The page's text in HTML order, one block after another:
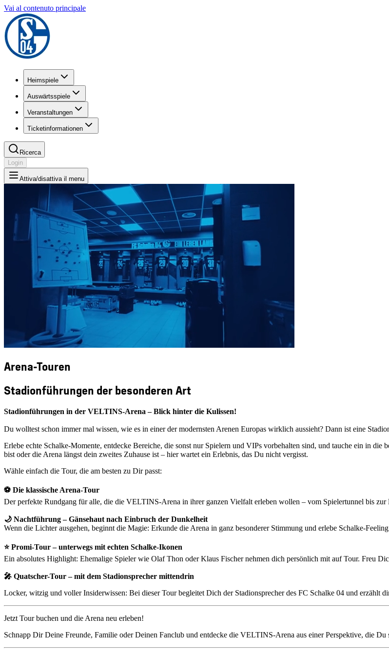
Vai al contenuto principale
Heimspiele
Auswärtsspiele
Veranstaltungen
Ticketinformationen
Ricerca
Login
Attiva/disattiva il menu
Arena-Touren
Stadionführungen der besonderen Art
Stadionführungen in der VELTINS-Arena – Blick hinter die Kulissen!
Du wolltest schon immer mal wissen, wie es in einer der modernsten Arenen Europas wirklich aussieht? Dann ist eine
Erlebe echte Schalke-Momente, entdecke Bereiche, die sonst nur Spielern und VIPs vorbehalten sind, und tauche ein in
bist oder die Arena längst dein zweites Zuhause ist – hier wartet ein Erlebnis, das Du nicht vergisst.
Wähle einfach die Tour, die am besten zu Dir passt:
⚽ Die klassische Arena-Tour
Der perfekte Rundgang für alle, die die VELTINS-Arena in ihrer ganzen Vielfalt erleben wollen – vom Spielertunnel bis
🌙 Nachtführung – Gänsehaut nach Einbruch der Dunkelheit
Wenn die Lichter ausgehen, beginnt die Magie: Erkunde die Arena in ganz besonderer Stimmung und erlebe Schalke-
⭐ Promi-Tour – unterwegs mit echten Schalke-Ikonen
Ein absolutes Highlight: Ehemalige Spieler wie Olaf Thon oder Klaus Fischer nehmen dich persönlich mit auf Tour. Freu
🎤 Quatscher-Tour – mit dem Stadionsprecher mittendrin
Locker, witzig und voller Insiderwissen: Bei dieser Tour begleitet Dich der Stadionsprecher des FC Schalke 04 und erzählt
Jetzt Tour buchen und die Arena neu erleben!
Schnapp Dir Deine Freunde, Familie oder Deinen Fanclub und entdecke die VELTINS-Arena aus einer Perspektive, die Du